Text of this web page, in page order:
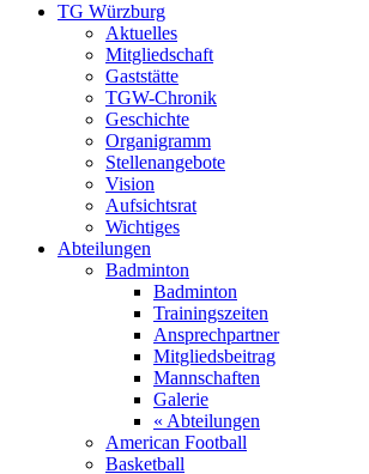
TG Würzburg
Aktuelles
Mitgliedschaft
Gaststätte
TGW-Chronik
Geschichte
Organigramm
Stellenangebote
Vision
Aufsichtsrat
Wichtiges
Abteilungen
Badminton
Badminton
Trainingszeiten
Ansprechpartner
Mitgliedsbeitrag
Mannschaften
Galerie
« Abteilungen
American Football
Basketball